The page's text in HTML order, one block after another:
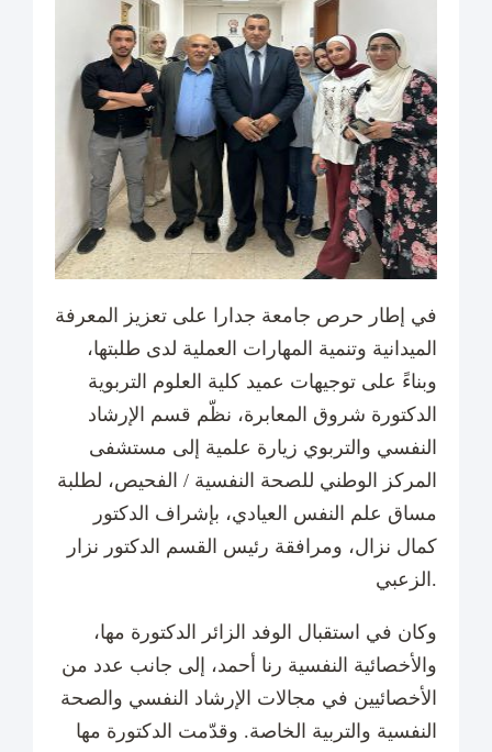
في إطار حرص جامعة جدارا على تعزيز المعرفة
الميدانية وتنمية المهارات العملية لدى طلبتها،
وبناءً على توجيهات عميد كلية العلوم التربوية
الدكتورة شروق المعابرة، نظّم قسم الإرشاد
النفسي والتربوي زيارة علمية إلى مستشفى
المركز الوطني للصحة النفسية / الفحيص، لطلبة
مساق علم النفس العيادي، بإشراف الدكتور
كمال نزال، ومرافقة رئيس القسم الدكتور نزار
الزعبي.
وكان في استقبال الوفد الزائر الدكتورة مها،
والأخصائية النفسية رنا أحمد، إلى جانب عدد من
الأخصائيين في مجالات الإرشاد النفسي والصحة
النفسية والتربية الخاصة. وقدّمت الدكتورة مها